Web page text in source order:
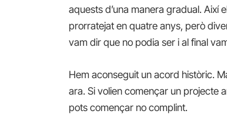
aquests d’una manera gradual. Així
prorratejat en quatre anys, però
vam dir que no podia ser i al final
Hem aconseguit un acord històric.
ara. Si volien començar un projecte
pots començar no complint.